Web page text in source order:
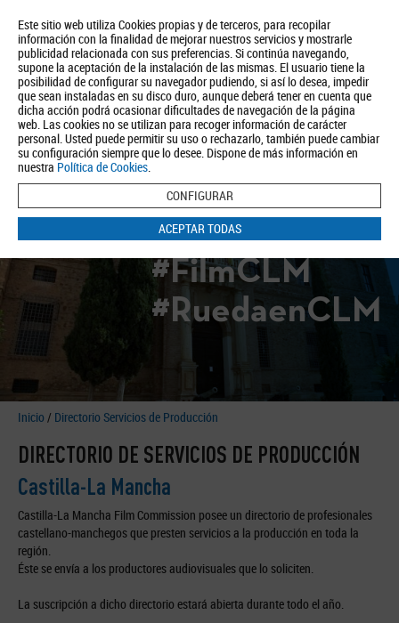
Este sitio web utiliza Cookies propias y de terceros, para recopilar
información con la finalidad de mejorar nuestros servicios y mostrarle
publicidad relacionada con sus preferencias. Si continúa navegando,
supone la aceptación de la instalación de las mismas. El usuario tiene la
posibilidad de configurar su navegador pudiendo, si así lo desea, impedir
que sean instaladas en su disco duro, aunque deberá tener en cuenta que
dicha acción podrá ocasionar dificultades de navegación de la página
web. Las cookies no se utilizan para recoger información de carácter
personal. Usted puede permitir su uso o rechazarlo, también puede cambiar
su configuración siempre que lo desee. Dispone de más información en
nuestra Política de Cookies.
CONFIGURAR
ACEPTAR TODAS
Quiénes somos Turismo Política de Privacidad Aviso Legal
Política de Cookies
BUSCAR
#FilmCLM
#RuedaenCLM
Inicio / Directorio Servicios de Producción
DIRECTORIO DE SERVICIOS DE PRODUCCIÓN
Castilla-La Mancha
Castilla-La Mancha Film Commission posee un directorio de profesionales
castellano-manchegos que presten servicios a la producción en toda la
región.
Éste se envía a los productores audiovisuales que lo soliciten.
La suscripción a dicho directorio estará abierta durante todo el año.